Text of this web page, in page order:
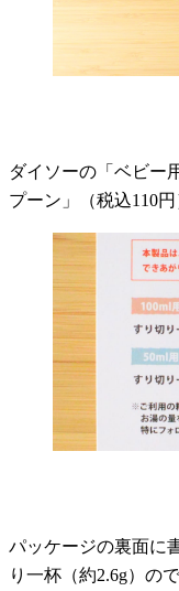
ダイソーの「ベビー
プーン」（税込110円
パッケージの裏面に
り一杯（約2.6g）の